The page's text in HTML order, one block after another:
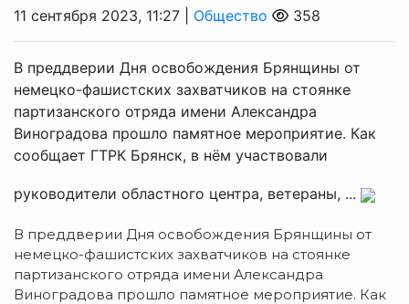
11 сентября 2023, 11:27 | Общество 358
В преддверии Дня освобождения Брянщины от
немецко-фашистских захватчиков на стоянке
партизанского отряда имени Александра
Виноградова прошло памятное мероприятие. Как
сообщает ГТРК Брянск, в нём участвовали
руководители областного центра, ветераны, ...
В преддверии Дня освобождения Брянщины от
немецко-фашистских захватчиков на стоянке
партизанского отряда имени Александра
Виноградова прошло памятное мероприятие. Как